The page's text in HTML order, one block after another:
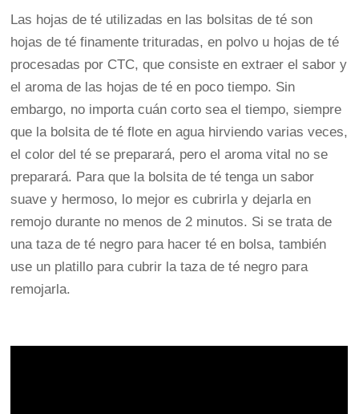
Las hojas de té utilizadas en las bolsitas de té son
hojas de té finamente trituradas, en polvo u hojas de té
procesadas por CTC, que consiste en extraer el sabor y
el aroma de las hojas de té en poco tiempo. Sin
embargo, no importa cuán corto sea el tiempo, siempre
que la bolsita de té flote en agua hirviendo varias veces,
el color del té se preparará, pero el aroma vital no se
preparará. Para que la bolsita de té tenga un sabor
suave y hermoso, lo mejor es cubrirla y dejarla en
remojo durante no menos de 2 minutos. Si se trata de
una taza de té negro para hacer té en bolsa, también
use un platillo para cubrir la taza de té negro para
remojarla.